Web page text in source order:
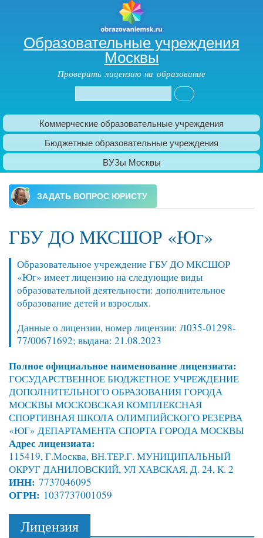
Образовательные учреждения
Москвы
Проверить лицензию на образование
Главное меню
Коммерческие образовательные учреждения
Бюджетные образовательные учреждения
ВУЗы Москвы
ГБУ ДО МКСШОР «Юг»
Образовательное учреждение ГБУ ДО МКСШОР
«Юг» имеет лицензию на следующие виды
образовательной деятельности: дополнительное
образование детей и взрослых.
Данные о лицензии, номер лицензии: Л035-01298-
77/00671692; выдана: 21.08.2023
Полное официальное наименование лицензиата:
ГОСУДАРСТВЕННОЕ БЮДЖЕТНОЕ УЧРЕЖДЕНИЕ
ДОПОЛНИТЕЛЬНОГО ОБРАЗОВАНИЯ ГОРОДА
МОСКВЫ МОСКОВСКАЯ КОМПЛЕКСНАЯ
СПОРТИВНАЯ ШКОЛА ОЛИМПИЙСКОГО РЕЗЕРВА
«ЮГ» ДЕПАРТАМЕНТА СПОРТА ГОРОДА МОСКВЫ
Адрес лицензиата:
115419, Г.Москва, ВН.ТЕР.Г. МУНИЦИПАЛЬНЫЙ
ОКРУГ ДАНИЛОВСКИЙ, УЛ ХАВСКАЯ, Д. 24, К. 2
ИНН: 7737046095
ОГРН: 1037737001059
Лицензия